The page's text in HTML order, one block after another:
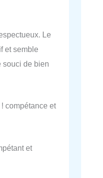
Le
et semble
souci de bien
compétance et
et